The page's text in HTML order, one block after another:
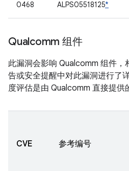
0468
ALPS05518125*
Qualcomm 组件
此漏洞会影响 Qualcomm 组件，
告或安全提醒中对此漏洞进行了
度评估是由 Qualcomm 直接提供
CVE 参考编号